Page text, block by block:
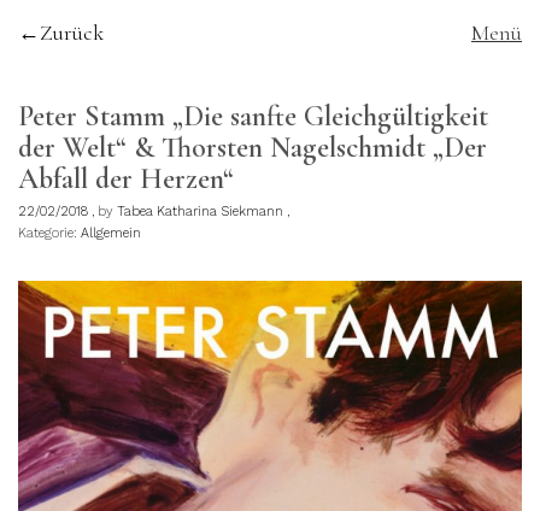
Zurück Menü
Peter Stamm „Die sanfte Gleichgültigkeit
der Welt“ & Thorsten Nagelschmidt „Der
Abfall der Herzen“
22/02/2018 by Tabea Katharina Siekmann
Kategorie: Allgemein